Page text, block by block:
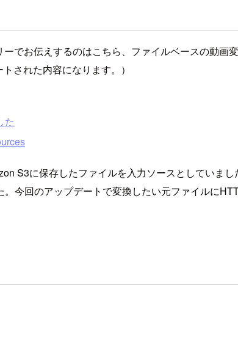
でお伝えするのはこちら、ファイルベースの動画
された内容になります。）
た
S3に保存したファイルを入力ソースとしていま
今回のアップデートで変換したい元ファイルに